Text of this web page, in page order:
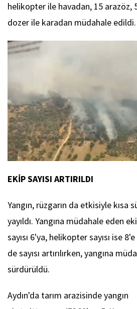
helikopter ile havadan, 15 arazöz,
dozer ile karadan müdahale edildi.
EKİP SAYISI ARTIRILDI
Yangın, rüzgarın da etkisiyle kısa
yayıldı. Yangına müdahale eden
sayısı 6'ya, helikopter sayısı ise
de sayısı artırılırken, yangına
sürdürüldü.
Aydın'da tarım arazisinde yangın